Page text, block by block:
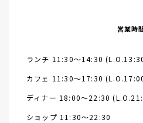
営業時
ランチ 11:30～14:30
カフェ 11:30～17:30
ディナー 18:00～22:30
ショップ 11:30～22:30